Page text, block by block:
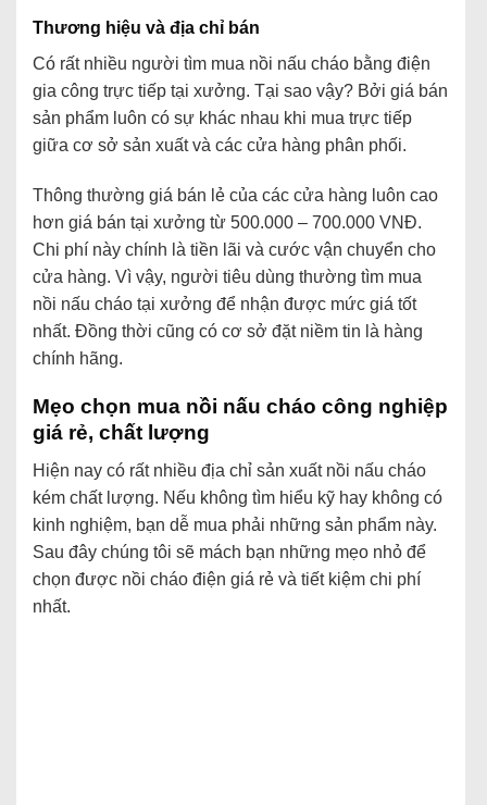
Thương hiệu và địa chỉ bán
Có rất nhiều người tìm mua nồi nấu cháo bằng điện
gia công trực tiếp tại xưởng. Tại sao vậy? Bởi giá bán
sản phẩm luôn có sự khác nhau khi mua trực tiếp
giữa cơ sở sản xuất và các cửa hàng phân phối.
Thông thường giá bán lẻ của các cửa hàng luôn cao
hơn giá bán tại xưởng từ 500.000 – 700.000 VNĐ.
Chi phí này chính là tiền lãi và cước vận chuyển cho
cửa hàng. Vì vậy, người tiêu dùng thường tìm mua
nồi nấu cháo tại xưởng để nhận được mức giá tốt
nhất. Đồng thời cũng có cơ sở đặt niềm tin là hàng
chính hãng.
Mẹo chọn mua nồi nấu cháo công nghiệp
giá rẻ, chất lượng
Hiện nay có rất nhiều địa chỉ sản xuất nồi nấu cháo
kém chất lượng. Nếu không tìm hiểu kỹ hay không có
kinh nghiệm, bạn dễ mua phải những sản phẩm này.
Sau đây chúng tôi sẽ mách bạn những mẹo nhỏ để
chọn được nồi cháo điện giá rẻ và tiết kiệm chi phí
nhất.